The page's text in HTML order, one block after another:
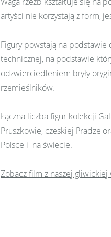
artyści nie korzystają z form,
Figury powstają na
technicznej, na podstawie
odzwierciedleniem bryły
rzemieślników.
Łączna liczba figur kolekcji
Pruszkowie, czeskiej Pradze
Polsce i na świecie.
Zobacz film z naszej